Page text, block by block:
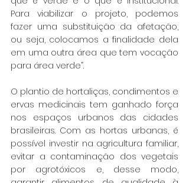
Para viabilizar o projeto, podemos
fazer uma substituição da afetação,
ou seja, colocamos a finalidade dela
em uma outra área que tem vocação
para área verde”.
O plantio de hortaliças, condimentos e
ervas medicinais tem ganhado força
nos espaços urbanos das cidades
brasileiras. Com as hortas urbanas, é
possível investir na agricultura familiar,
evitar a contaminação dos vegetais
por agrotóxicos e, desse modo,